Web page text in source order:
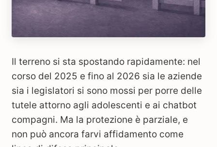
Il terreno si sta spostando rapidamente: nel
corso del 2025 e fino al 2026 sia le aziende
sia i legislatori si sono mossi per porre delle
tutele attorno agli adolescenti e ai chatbot
compagni. Ma la protezione è parziale, e
non può ancora farvi affidamento come